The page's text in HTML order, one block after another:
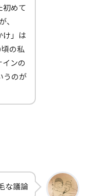
初めて
け」は
の私
インの
うのが
な議論